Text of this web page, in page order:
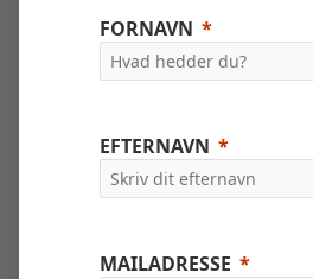
FORNAVN
EFTERNAVN
MAILADRESSE